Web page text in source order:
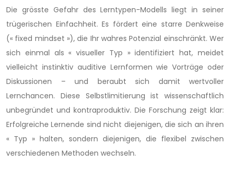
Die grösste Gefahr des Lerntypen-Modells liegt in seiner
trügerischen Einfachheit. Es fördert eine starre Denkweise
(« fixed mindset »), die Ihr wahres Potenzial einschränkt. Wer
sich einmal als « visueller Typ » identifiziert hat, meidet
vielleicht instinktiv auditive Lernformen wie Vorträge oder
Diskussionen – und beraubt sich damit wertvoller
Lernchancen. Diese Selbstlimitierung ist wissenschaftlich
unbegründet und kontraproduktiv. Die Forschung zeigt klar:
Erfolgreiche Lernende sind nicht diejenigen, die sich an ihren
« Typ » halten, sondern diejenigen, die flexibel zwischen
verschiedenen Methoden wechseln.